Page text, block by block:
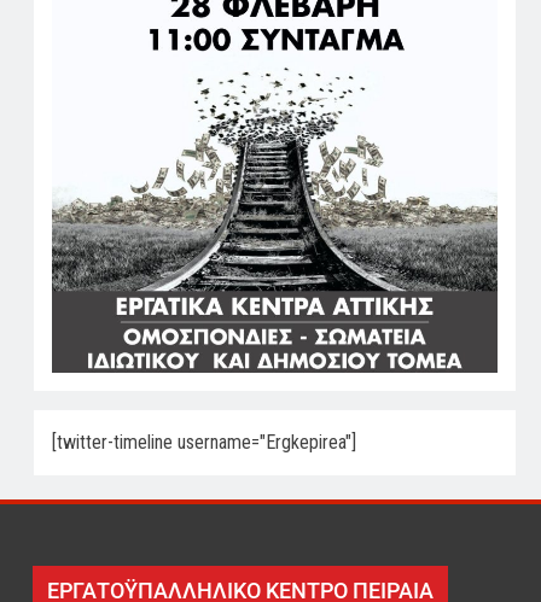
[twitter-timeline username="Ergkepirea"]
ΕΡΓΑΤΟΫΠΑΛΛΗΛΙΚΟ ΚΕΝΤΡΟ ΠΕΙΡΑΙΑ